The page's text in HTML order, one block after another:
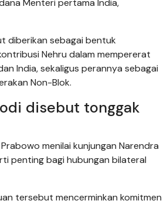
diberikan sebagai bentuk
Nehru dalam mempererat
India, sekaligus perannya sebagai
Non-Blok.
disebut tonggak
menilai kunjungan Narendra
penting bagi hubungan bilateral
tersebut mencerminkan komitmen